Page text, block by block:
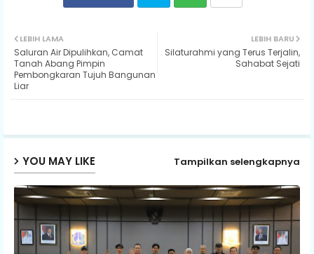
ats
LEBIH BARU
Silaturahmi yang Terus Terjalin,
Sahabat Sejati
LEBIH LAMA
Saluran Air Dipulihkan, Camat
Tanah Abang Pimpin
Pembongkaran Tujuh Bangunan
Liar
YOU MAY LIKE Tampilkan selengkapnya